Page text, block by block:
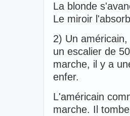
La blonde
Le miroir
2) Un
un escalier de
marche, il y a
enfer.
L'américain
marche. Il